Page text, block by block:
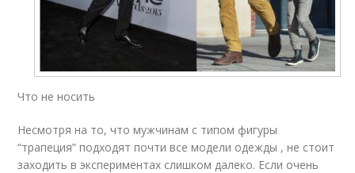
Что не носить
Несмотря на то, что мужчинам с типом фигуры
“трапеция” подходят почти все модели одежды , не стоит
заходить в экспериментах слишком далеко. Если очень